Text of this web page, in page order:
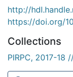
http://
https://doi.org/
Collections
PIRPC, 2017-18